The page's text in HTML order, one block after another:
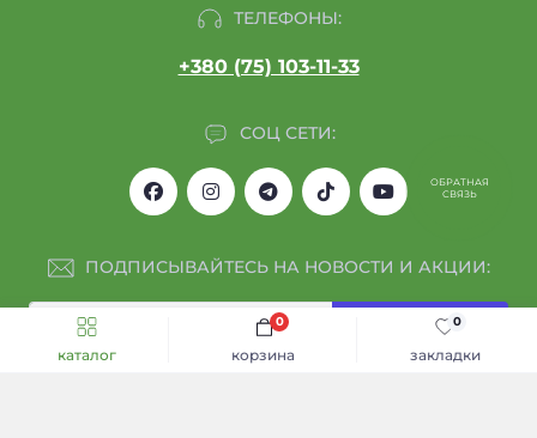
каталог закладки
0
корзина
0
ТЕЛЕФОНЫ:
+380 (75) 103-11-33
СОЦ СЕТИ:
ПОДПИСЫВАЙТЕСЬ НА НОВОСТИ И АКЦИИ:
Подписаться
ОБРАТНАЯ
СВЯЗЬ